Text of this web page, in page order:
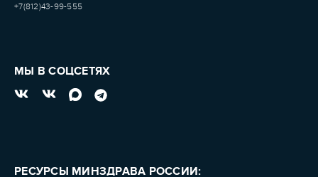
+7(812)43-99-555
МЫ В СОЦСЕТЯХ
РЕСУРСЫ МИНЗДРАВА РОССИИ: